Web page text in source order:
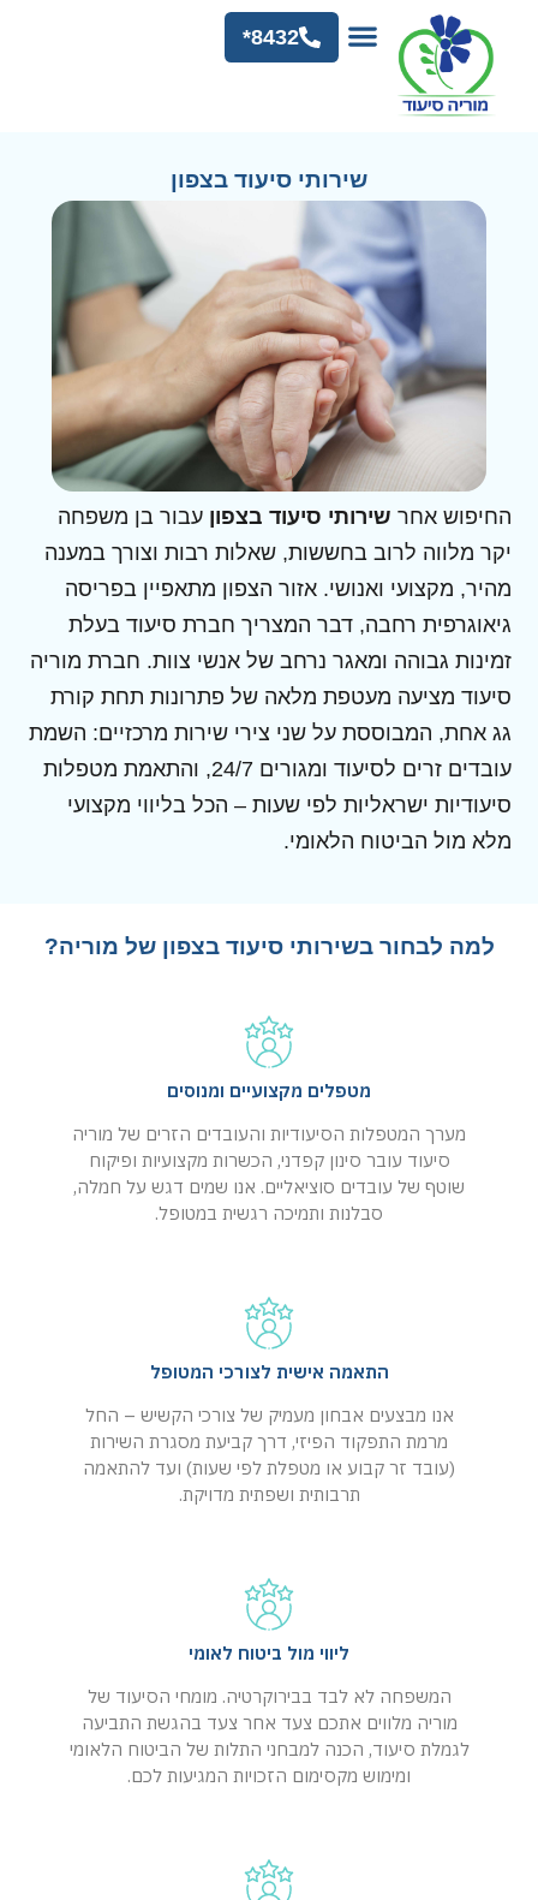
8432*
שירותי סיעוד בצפון
החיפוש אחר שירותי סיעוד בצפון עבור בן משפחה
יקר מלווה לרוב בחששות, שאלות רבות וצורך במענה
מהיר, מקצועי ואנושי. אזור הצפון מתאפיין בפריסה
גיאוגרפית רחבה, דבר המצריך חברת סיעוד בעלת
זמינות גבוהה ומאגר נרחב של אנשי צוות. חברת מוריה
סיעוד מציעה מעטפת מלאה של פתרונות תחת קורת
גג אחת, המבוססת על שני צירי שירות מרכזיים: השמת
עובדים זרים לסיעוד ומגורים 24/7, והתאמת מטפלות
סיעודיות ישראליות לפי שעות – הכל בליווי מקצועי
מלא מול הביטוח הלאומי.
למה לבחור בשירותי סיעוד בצפון של מוריה?
מטפלים מקצועיים ומנוסים
מערך המטפלות הסיעודיות והעובדים הזרים של מוריה
סיעוד עובר סינון קפדני, הכשרות מקצועיות ופיקוח
שוטף של עובדים סוציאליים. אנו שמים דגש על חמלה,
סבלנות ותמיכה רגשית במטופל.
התאמה אישית לצורכי המטופל
אנו מבצעים אבחון מעמיק של צורכי הקשיש – החל
מרמת התפקוד הפיזי, דרך קביעת מסגרת השירות
(עובד זר קבוע או מטפלת לפי שעות) ועד להתאמה
תרבותית ושפתית מדויקת.
ליווי מול ביטוח לאומי
המשפחה לא לבד בבירוקרטיה. מומחי הסיעוד של
מוריה מלווים אתכם צעד אחר צעד בהגשת התביעה
לגמלת סיעוד, הכנה למבחני התלות של הביטוח הלאומי
ומימוש מקסימום הזכויות המגיעות לכם.